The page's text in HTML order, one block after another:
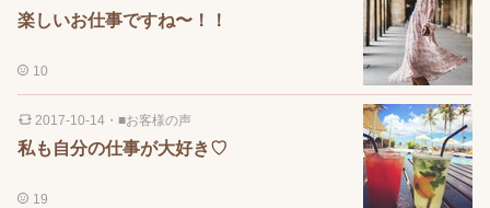
楽しいお仕事ですね〜！！
10
2017-10-14 ・ ■お客様の声
私も自分の仕事が大好き♡
19